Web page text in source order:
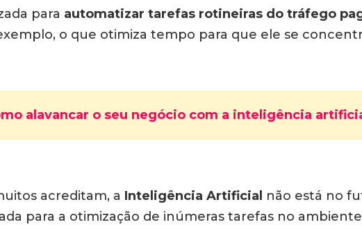
para automatizar tarefas rotineiras do tráfego
o que otimiza tempo para que ele se
alavancar o seu negócio com a inteligência
acreditam, a Inteligência Artificial não está no
para a otimização de inúmeras tarefas no